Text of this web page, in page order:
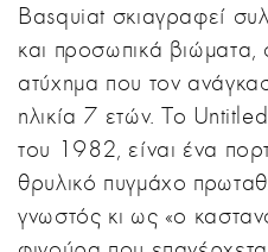
Basquiat σκιαγραφεί
και προσωπικά
ατύχημα που τον
ηλικία 7 ετών. Το
του 1982, είναι ένα
θρυλικό πυγμάχο
γνωστός κι ως «ο